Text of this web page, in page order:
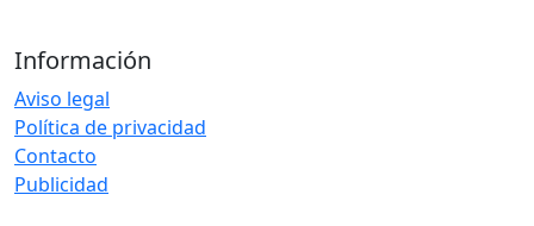
Información
Aviso legal
Política de privacidad
Contacto
Publicidad